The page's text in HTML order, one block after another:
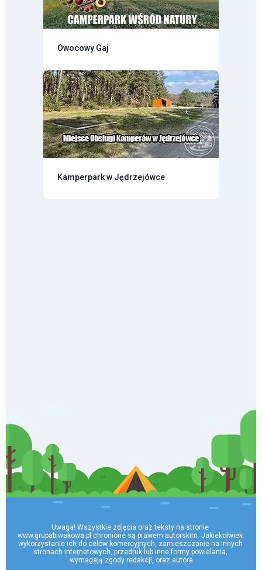
Owocowy Gaj
Kamperpark w Jędrzejówce
Uwaga! Wszystkie zdjęcia oraz teksty na stronie
www.grupabiwakowa.pl chronione są prawem autorskim. Jakiekolwiek
wykorzystanie ich do celów komercyjnych, zamieszczanie na innych
stronach internetowych, przedruk lub inne formy powielania,
wymagają zgody redakcji, oraz autora